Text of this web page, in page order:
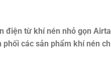
điện từ khí nén nhỏ gọn
phối các sản phẩm khí nén